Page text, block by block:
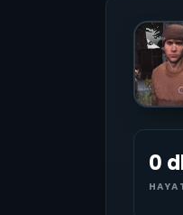
0